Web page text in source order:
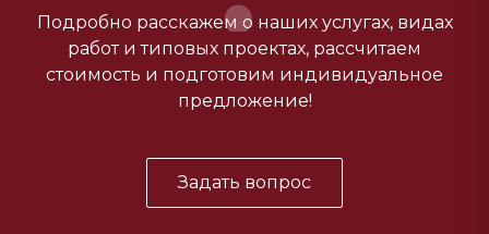
Подробно расскажем о наших услугах, видах
работ и типовых проектах, рассчитаем
стоимость и подготовим индивидуальное
предложение!
Задать вопрос